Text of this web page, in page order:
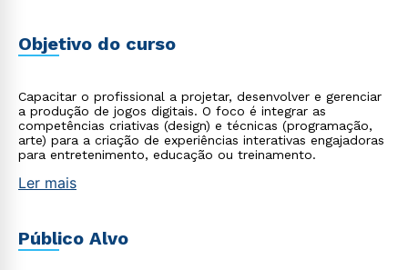
Objetivo do curso
Capacitar o profissional a projetar, desenvolver e gerenciar
a produção de jogos digitais. O foco é integrar as
competências criativas (design) e técnicas (programação,
arte) para a criação de experiências interativas engajadoras
para entretenimento, educação ou treinamento.
Ler mais
Público Alvo